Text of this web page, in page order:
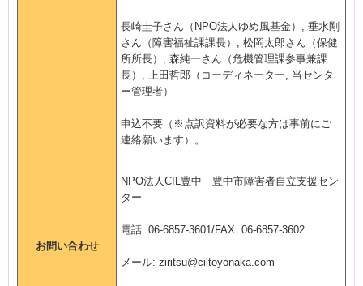
長崎圭子さん（NPO法人ゆめ風基金）, 垂水剛
さん（障害福祉課課長）, 松岡太郎さん（保健
所所長）, 森純一さん（危機管理課参事兼課
長）, 上田哲郎（コーディネーター, 当センタ
ー管理者）
申込不要（※点訳資料が必要な方は事前にご
連絡願います）。
お問い合わせ
NPO法人CIL豊中 豊中市障害者自立支援セン
ター
電話: 06-6857-3601/FAX: 06-6857-3602
メール: ziritsu@ciltoyonaka.com